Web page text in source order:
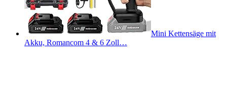
Mini Kettensäge mit
Akku, Romancom 4 & 6 Zoll…